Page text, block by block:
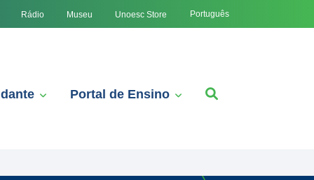
Rádio Museu Unoesc Store Português
Portal de Ensino